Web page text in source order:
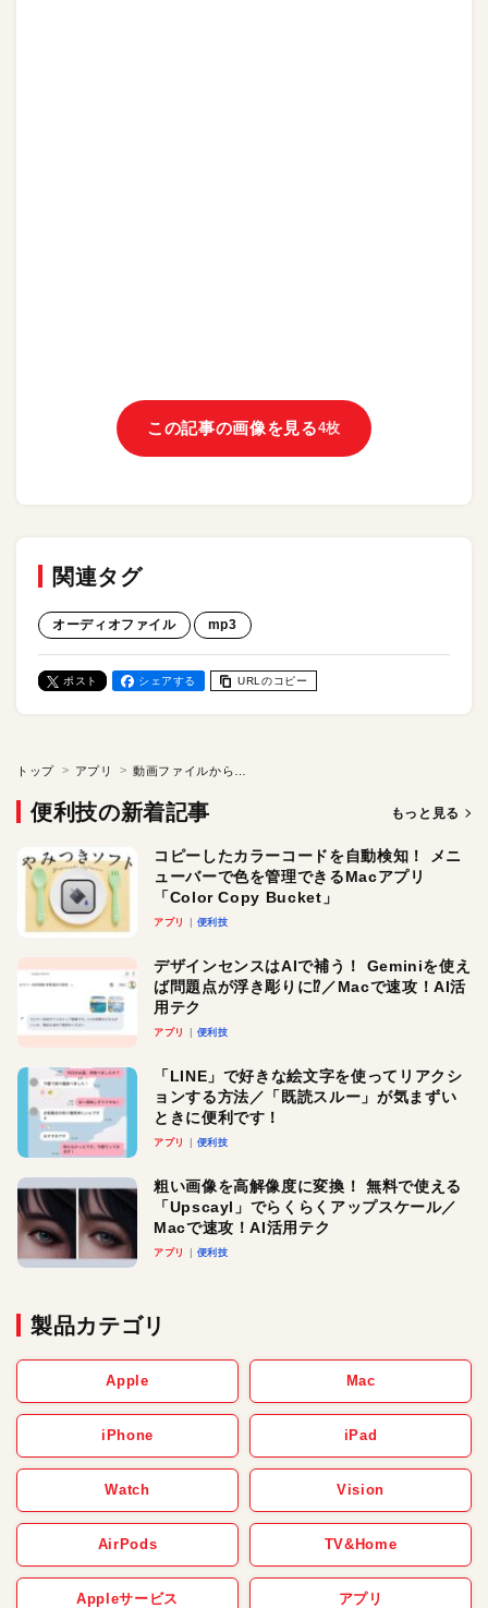
この記事の画像を見る4枚
関連タグ
オーディオファイル mp3
ポスト シェアする URLのコピー
トップ アプリ
便利技の新着記事 もっと見る
コピーしたカラーコードを自動検知！ メニ
ューバーで色を管理できるMacアプリ
「Color Copy Bucket」
アプリ 便利技
デザインセンスはAIで補う！ Geminiを使え
ば問題点が浮き彫りに⁉︎／Macで速攻！AI活
用テク
アプリ 便利技
「LINE」で好きな絵文字を使ってリアクシ
ョンする方法／「既読スルー」が気まずい
ときに便利です！
アプリ 便利技
粗い画像を高解像度に変換！ 無料で使える
「Upscayl」でらくらくアップスケール／
Macで速攻！AI活用テク
アプリ 便利技
製品カテゴリ
Apple Mac
iPhone iPad
Watch Vision
AirPods TV&Home
Appleサービス アプリ